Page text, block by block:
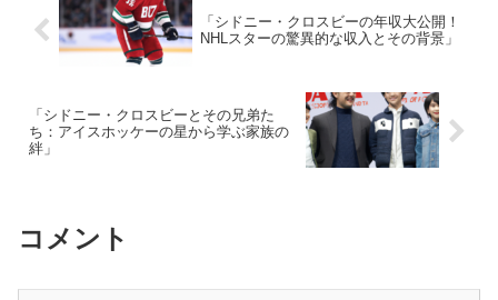
「シドニー・クロスビーの年収大公開！
NHLスターの驚異的な収入とその背景」
「シドニー・クロスビーとその兄弟た
ち：アイスホッケーの星から学ぶ家族の
絆」
コメント